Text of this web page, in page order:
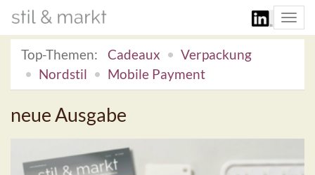
Top-Themen:
Cadeaux
Verpackung
Nordstil
Mobile Payment
neue Ausgabe